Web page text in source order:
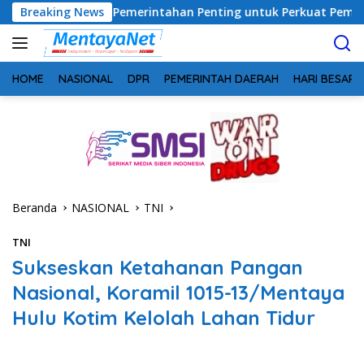
Langsung
ke
konten
Breaking News
Pemerintahan Penting untuk Perkuat Pembangunan Desa
HOME NASIONAL DPR PEMERINTAH DAERAH HARI BESAR
Beranda NASIONAL TNI
TNI
Sukseskan Ketahanan Pangan
Nasional, Koramil 1015-13/Mentaya
Hulu Kotim Kelolah Lahan Tidur